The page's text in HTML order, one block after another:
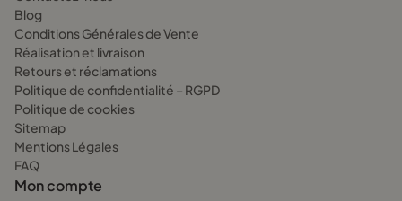
Blog
Conditions Générales de Vente
Réalisation et livraison
Retours et réclamations
Politique de confidentialité – RGPD
Politique de cookies
Sitemap
Mentions Légales
FAQ
Mon compte